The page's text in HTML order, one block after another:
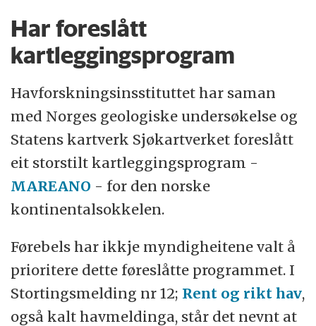
Har foreslått
kartleggingsprogram
Havforskningsinsstituttet har saman
med Norges geologiske undersøkelse og
Statens kartverk Sjøkartverket foreslått
eit storstilt kartleggingsprogram -
MAREANO - for den norske
kontinentalsokkelen.
Førebels har ikkje myndigheitene valt å
prioritere dette føreslåtte programmet. I
Stortingsmelding nr 12; Rent og rikt hav,
også kalt havmeldinga, står det nevnt at